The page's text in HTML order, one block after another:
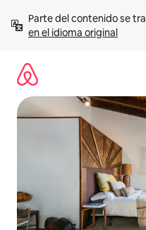
contenido
Parte del contenido se
en el idioma original